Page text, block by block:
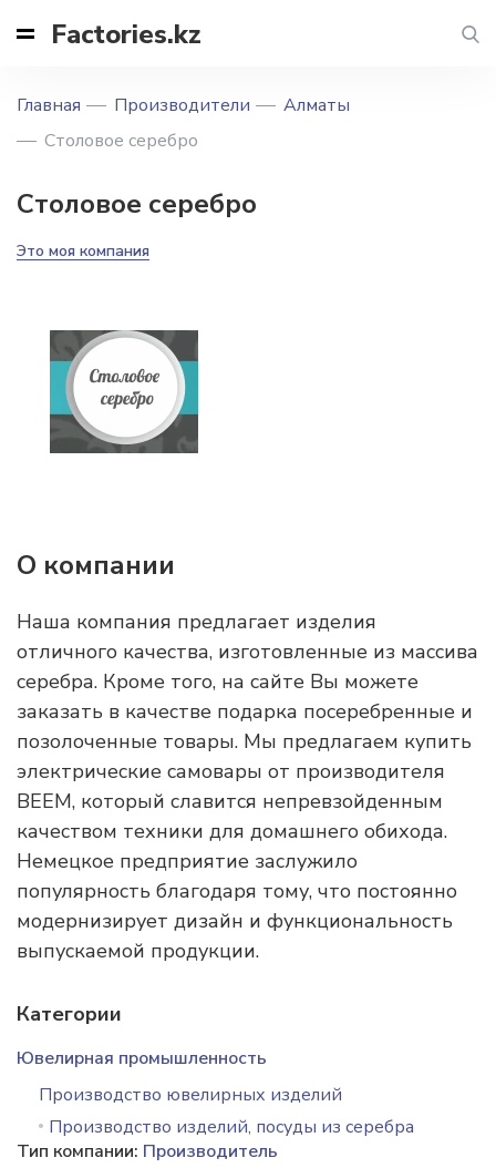
Factories.kz
Главная Производители
Алматы
Столовое серебро
Столовое серебро
Это моя компания
О компании
Наша компания предлагает изделия
отличного качества, изготовленные из массива
серебра. Кроме того, на сайте Вы можете
заказать в качестве подарка посеребренные и
позолоченные товары. Мы предлагаем купить
электрические самовары от производителя
BEEM, который славится непревзойденным
качеством техники для домашнего обихода.
Немецкое предприятие заслужило
популярность благодаря тому, что постоянно
модернизирует дизайн и функциональность
выпускаемой продукции.
Категории
Ювелирная промышленность
Производство ювелирных изделий
Производство изделий, посуды из серебра
Тип компании: Производитель